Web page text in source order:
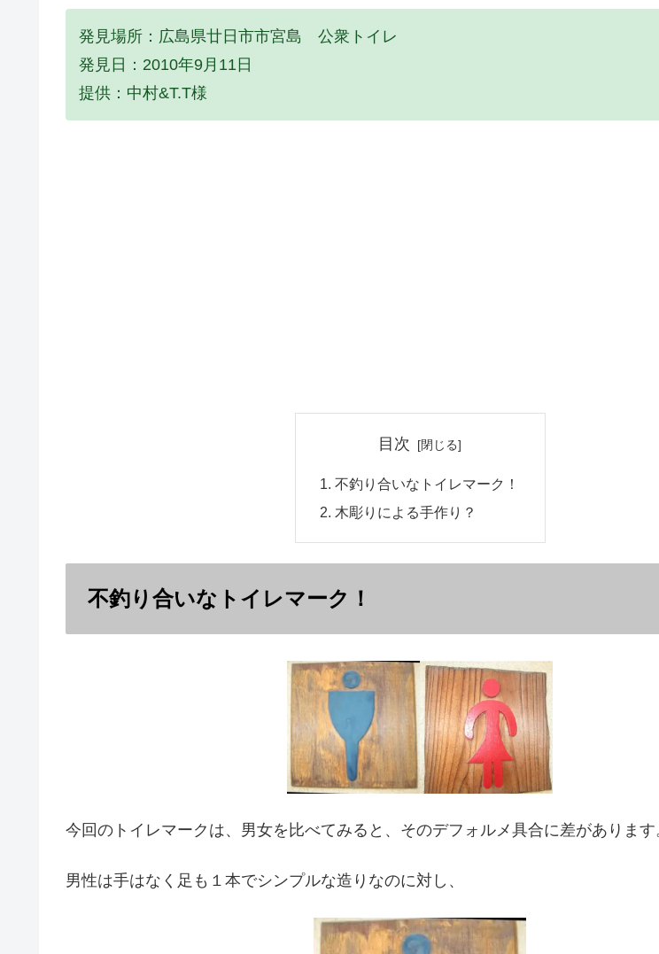
発見場所：広島県廿日市市宮島 公衆トイレ
発見日：2010年9月11日
提供：中村&T.T様
目次
不釣り合いなトイレマーク！
木彫りによる手作り？
不釣り合いなトイレマーク！
今回のトイレマークは、男女を比べてみると、そのデフォルメ具合に差があります
男性は手はなく足も１本でシンプルな造りなのに対し、